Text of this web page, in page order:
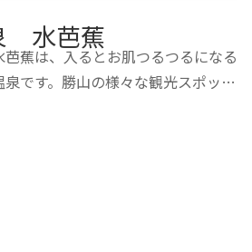
水芭蕉
蕉は、入るとお肌つるつるになる
です。勝山の様々な観光スポット